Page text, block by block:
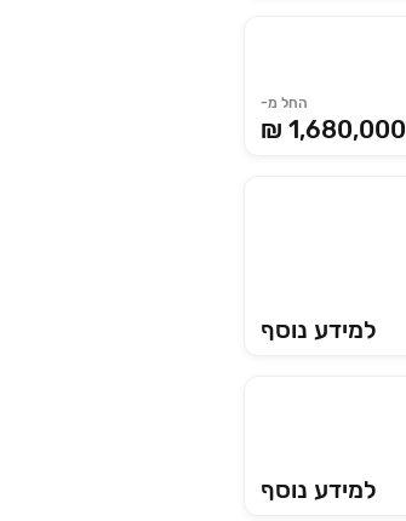
החל מ-
1,680,000 ₪
למידע נוסף
למידע נוסף